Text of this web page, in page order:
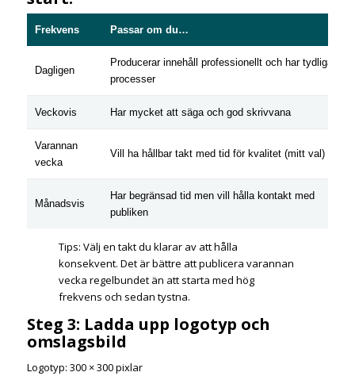
Frekvens Passar om du…
Dagligen
Producerar innehåll professionellt och har tydliga
processer
Veckovis Har mycket att säga och god skrivvana
Varannan
vecka
Vill ha hållbar takt med tid för kvalitet (mitt val)
Månadsvis
Har begränsad tid men vill hålla kontakt med
publiken
Tips: Välj en takt du klarar av att hålla
konsekvent. Det är bättre att publicera varannan
vecka regelbundet än att starta med hög
frekvens och sedan tystna.
Steg 3: Ladda upp logotyp och
omslagsbild
Logotyp: 300 × 300 pixlar